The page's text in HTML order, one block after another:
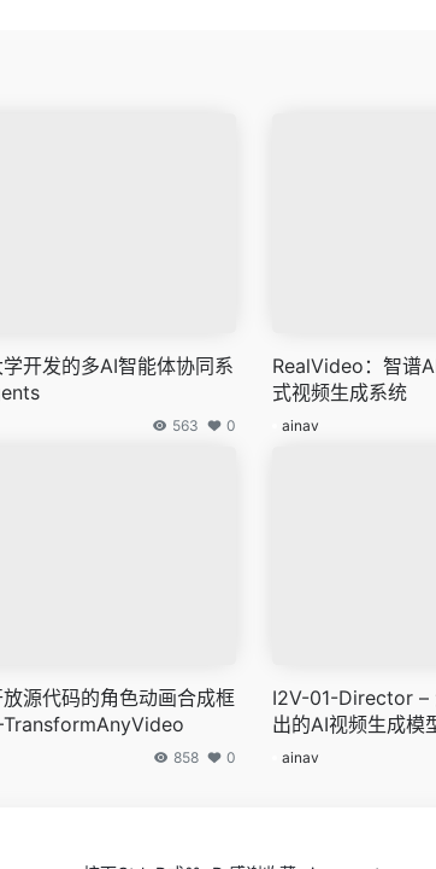
开发的多AI智能体协同系
563 0
RealVideo：智谱
式视频生成系统
ainav
源代码的角色动画合成框
858 0
I2V-01-Director –
出的AI视频生成模
ainav